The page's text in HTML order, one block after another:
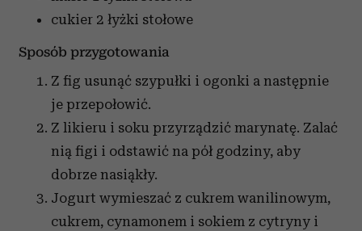
cukier 2 łyżki stołowe
Sposób przygotowania
Z fig usunąć szypułki i ogonki a następnie
je przepołowić.
Z likieru i soku przyrządzić marynatę. Zalać
nią figi i odstawić na pół godziny, aby
dobrze nasiąkły.
Jogurt wymieszać z cukrem wanilinowym,
cukrem, cynamonem i sokiem z cytryny i